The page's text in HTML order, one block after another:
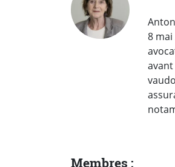
8 mai
Membres :